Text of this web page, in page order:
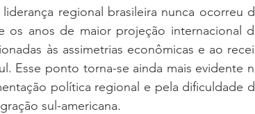
regional brasileira nunca ocorreu
os anos de maior projeção internacional
às assimetrias econômicas e ao
Esse ponto torna-se ainda mais evidente
política regional e pela dificuldade
sul-americana.